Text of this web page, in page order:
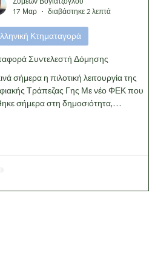
Συντελεστή Δόμησης
σήμερα η πιλοτική λειτουργία της
Τράπεζας Γης Με νέο ΦΕΚ που
σήμερα στη δημοσιότητα,
απόφαση ΥΠΕΝ/
28742/1901, το Υπουργείο
Διακυβέρνησης θέτουν σε τροχιά
Κτηματαγορά
17 Μαρ
διαβάστηκε 2 λεπτά